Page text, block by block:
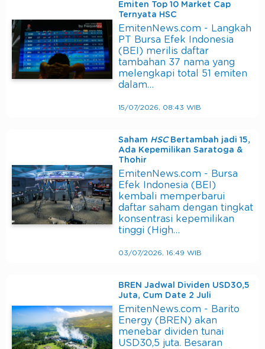
Emiten Top 10 Market Cap
Ternyata HSC
EmitenNews.com - Langkah
PT Bursa Efek Indonesia
(BEI) merilis daftar
tambahan 37 nama yang
melengkapi total 51 emiten
dalam…
15/07/2026, 08:43 WIB
Saham HSC Bertambah jadi 15,
Ada Kepemilikan Saratoga &
Thohir
EmitenNews.com - Bursa
Efek Indonesia (BEI)
kembali memperbarui
daftar saham dengan tingkat
konsentrasi kepemilikan
tinggi (High…
03/07/2026, 16:49 WIB
BREN Jadwal Dividen USD30,5
Juta, Cum Date 2 Juli
EmitenNews.com - Barito
Energy (BREN) akan
menebar dividen tunai
USD30,5 juta. Besaran